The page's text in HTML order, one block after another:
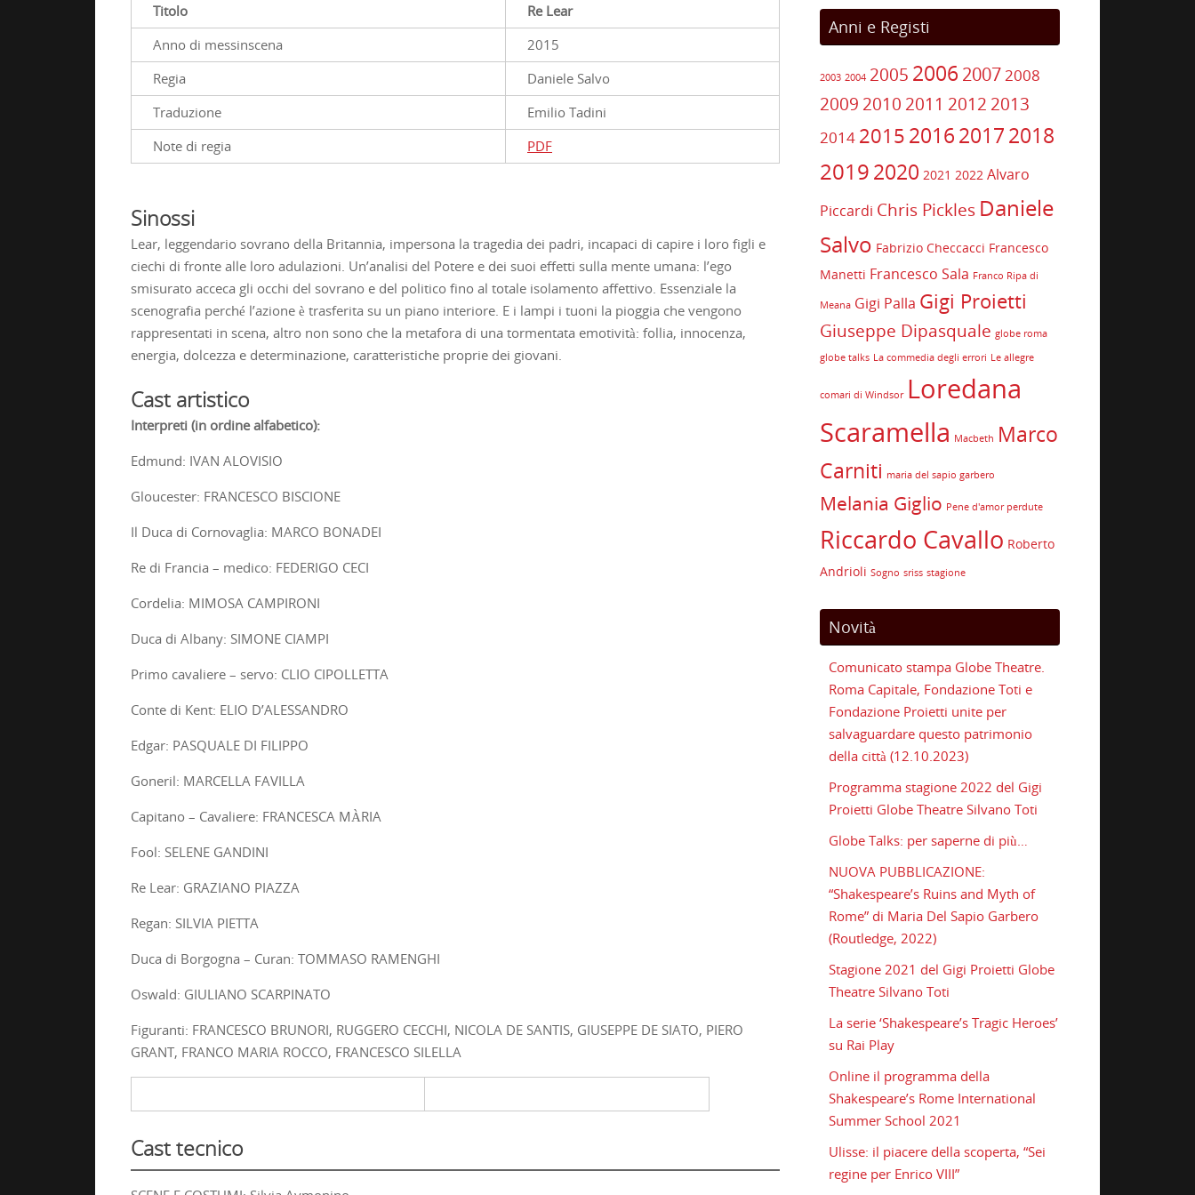
Titolo
Re Lear
Anno di messinscena
2015
Regia
Daniele Salvo
Traduzione
Emilio Tadini
Note di regia
PDF
Sinossi
Lear, leggendario sovrano della Britannia, impersona la tragedia dei padri, incapaci di capire i loro figli e
ciechi di fronte alle loro adulazioni. Un’analisi del Potere e dei suoi effetti sulla mente umana: l’ego
smisurato acceca gli occhi del sovrano e del politico fino al totale isolamento affettivo. Essenziale la
scenografia perché l’azione è trasferita su un piano interiore. E i lampi i tuoni la pioggia che vengono
rappresentati in scena, altro non sono che la metafora di una tormentata emotività: follia, innocenza,
energia, dolcezza e determinazione, caratteristiche proprie dei giovani.
Cast artistico
Interpreti (in ordine alfabetico):
Edmund: IVAN ALOVISIO
Gloucester: FRANCESCO BISCIONE
Il Duca di Cornovaglia: MARCO BONADEI
Re di Francia – medico: FEDERIGO CECI
Cordelia: MIMOSA CAMPIRONI
Duca di Albany: SIMONE CIAMPI
Primo cavaliere – servo: CLIO CIPOLLETTA
Conte di Kent: ELIO D’ALESSANDRO
Edgar: PASQUALE DI FILIPPO
Goneril: MARCELLA FAVILLA
Capitano – Cavaliere: FRANCESCA MÀRIA
Fool: SELENE GANDINI
Re Lear: GRAZIANO PIAZZA
Regan: SILVIA PIETTA
Duca di Borgogna – Curan: TOMMASO RAMENGHI
Oswald: GIULIANO SCARPINATO
Figuranti: FRANCESCO BRUNORI, RUGGERO CECCHI, NICOLA DE SANTIS, GIUSEPPE DE SIATO, PIERO
GRANT, FRANCO MARIA ROCCO, FRANCESCO SILELLA
Cast tecnico
Anni e Registi
2003 2004 2005 2006 20072008
2009 2010 2011 2012 2013
2014 2015 201620172018
20192020 2021 2022 Alvaro
Piccardi Chris Pickles Daniele
Salvo Fabrizio Checcacci Francesco
Manetti Francesco Sala Franco Ripa di
Meana Gigi Palla Gigi Proietti
Giuseppe Dipasquale globe roma
globe talks La commedia degli errori Le allegre
comari di Windsor Loredana
Scaramella Macbeth Marco
Carniti maria del sapio garbero
Melania Giglio Pene d'amor perdute
Riccardo Cavallo Roberto
Andrioli Sogno sriss stagione
Novità
Comunicato stampa Globe Theatre.
Roma Capitale, Fondazione Toti e
Fondazione Proietti unite per
salvaguardare questo patrimonio
della città (12.10.2023)
Programma stagione 2022 del Gigi
Proietti Globe Theatre Silvano Toti
Globe Talks: per saperne di più…
NUOVA PUBBLICAZIONE:
“Shakespeare’s Ruins and Myth of
Rome” di Maria Del Sapio Garbero
(Routledge, 2022)
Stagione 2021 del Gigi Proietti Globe
Theatre Silvano Toti
La serie ‘Shakespeare’s Tragic Heroes’
su Rai Play
Online il programma della
Shakespeare’s Rome International
Summer School 2021
Ulisse: il piacere della scoperta, “Sei
regine per Enrico VIII”